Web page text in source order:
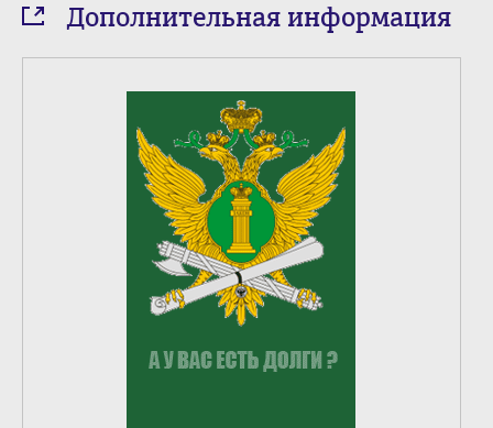
Дополнительная информация